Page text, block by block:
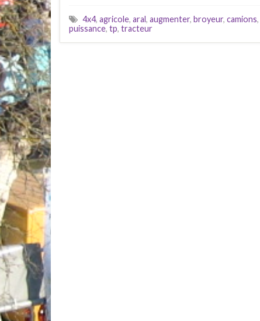
4x4, agricole, aral, augmenter, broyeur, camions,
puissance, tp, tracteur